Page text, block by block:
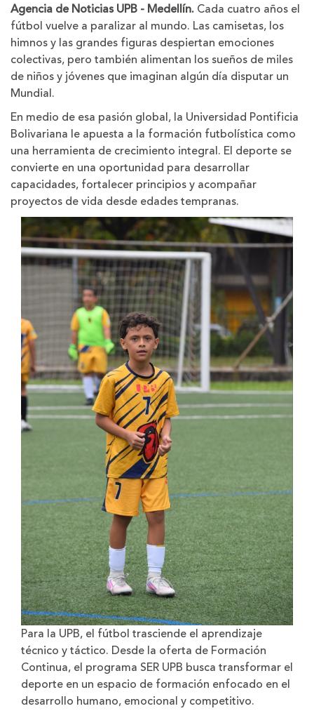
letra
letra
Agencia de Noticias UPB - Medellín. Cada cuatro años el
fútbol vuelve a paralizar al mundo. Las camisetas, los
himnos y las grandes figuras despiertan emociones
colectivas, pero también alimentan los sueños de miles
de niños y jóvenes que imaginan algún día disputar un
Mundial.
En medio de esa pasión global, la Universidad Pontificia
Bolivariana le apuesta a la formación futbolística como
una herramienta de crecimiento integral. El deporte se
convierte en una oportunidad para desarrollar
capacidades, fortalecer principios y acompañar
proyectos de vida desde edades tempranas.
Para la UPB, el fútbol trasciende el aprendizaje
técnico y táctico. Desde la oferta de Formación
Continua, el programa SER UPB busca transformar el
deporte en un espacio de formación enfocado en el
desarrollo humano, emocional y competitivo.